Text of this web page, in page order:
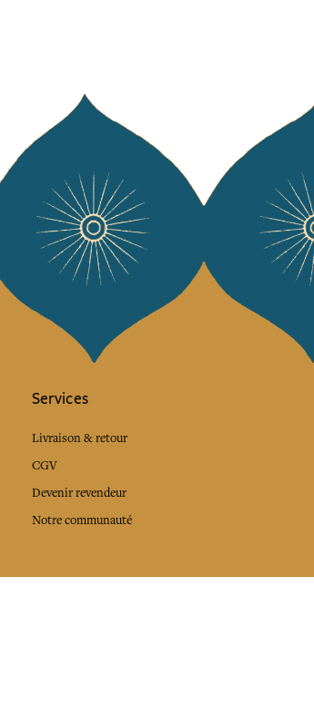
Services
Livraison & retour
CGV
Devenir revendeur
Notre communauté